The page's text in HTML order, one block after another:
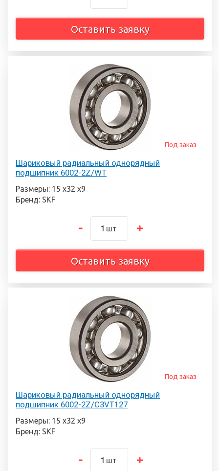
Оставить заявку
Шариковый радиальный однорядный
подшипник 6002-2Z/WT
Под заказ
Размеры: 15 х32 х9
Бренд: SKF
шт
Оставить заявку
Шариковый радиальный однорядный
подшипник 6002-2Z/C3VT127
Под заказ
Размеры: 15 х32 х9
Бренд: SKF
шт